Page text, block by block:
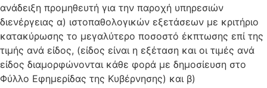
ανάδειξη προμηθευτή για την παροχή υπηρεσιών
διενέργειας α) ιστοπαθολογικών εξετάσεων με κριτήριο
κατακύρωσης το μεγαλύτερο ποσοστό έκπτωσης επί της
τιμής ανά είδος, (είδος είναι η εξέταση και οι τιμές ανά
είδος διαμορφώνονται κάθε φορά με δημοσίευση στο
Φύλλο Εφημερίδας της Κυβέρνησης) και β)